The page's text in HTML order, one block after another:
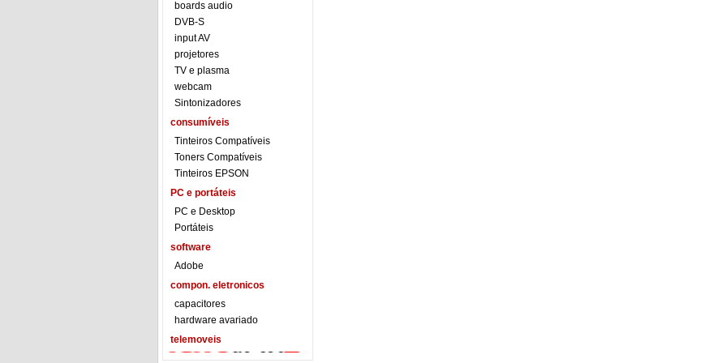
boards audio
DVB-S
input AV
projetores
TV e plasma
webcam
Sintonizadores
consumíveis
Tinteiros Compatíveis
Toners Compatíveis
Tinteiros EPSON
PC e portáteis
PC e Desktop
Portáteis
software
Adobe
compon. eletronicos
capacitores
hardware avariado
telemoveis